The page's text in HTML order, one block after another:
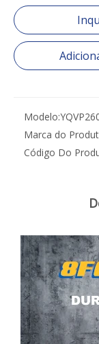
Modelo:
Marca do
Código Do